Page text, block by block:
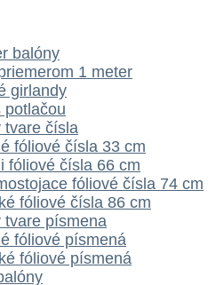
balóny
1 meter
girlandy
potlačou
tvare čísla
fóliové čísla 33 cm
fóliové čísla 66 cm
fóliové čísla 74 cm
fóliové čísla 86 cm
tvare písmena
fóliové písmená
fóliové písmená